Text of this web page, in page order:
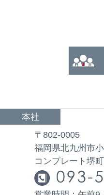
本社
〒802-0005
福岡県北九州市
コンプレート堺